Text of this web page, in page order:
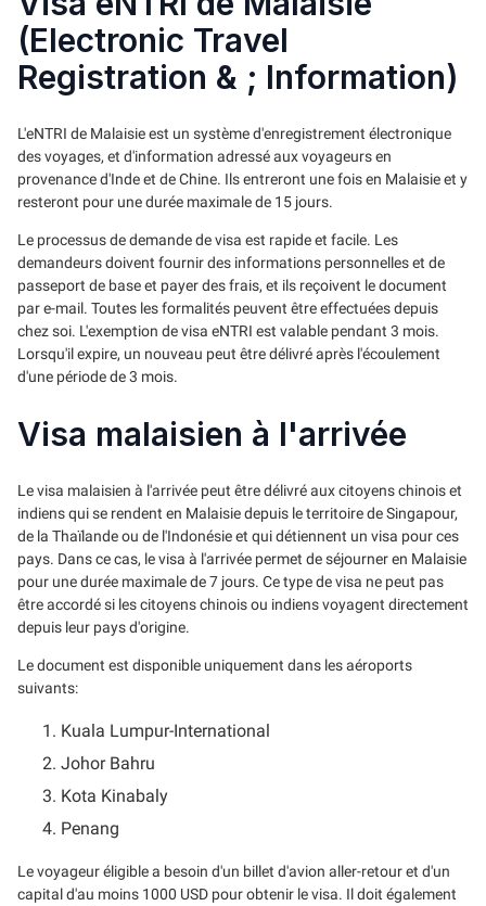
(Electronic Travel
Registration & ; Information)
L'eNTRI de Malaisie est un système d'enregistrement électronique
des voyages, et d'information adressé aux voyageurs en
provenance d'Inde et de Chine. Ils entreront une fois en Malaisie et y
resteront pour une durée maximale de 15 jours.
Le processus de demande de visa est rapide et facile. Les
demandeurs doivent fournir des informations personnelles et de
passeport de base et payer des frais, et ils reçoivent le document
par e-mail. Toutes les formalités peuvent être effectuées depuis
chez soi. L'exemption de visa eNTRI est valable pendant 3 mois.
Lorsqu'il expire, un nouveau peut être délivré après l'écoulement
d'une période de 3 mois.
Visa malaisien à l'arrivée
Le visa malaisien à l'arrivée peut être délivré aux citoyens chinois et
indiens qui se rendent en Malaisie depuis le territoire de Singapour,
de la Thaïlande ou de l'Indonésie et qui détiennent un visa pour ces
pays. Dans ce cas, le visa à l'arrivée permet de séjourner en Malaisie
pour une durée maximale de 7 jours. Ce type de visa ne peut pas
être accordé si les citoyens chinois ou indiens voyagent directement
depuis leur pays d'origine.
Le document est disponible uniquement dans les aéroports
suivants:
Kuala Lumpur-International
Johor Bahru
Kota Kinabaly
Penang
Le voyageur éligible a besoin d'un billet d'avion aller-retour et d'un
capital d'au moins 1000 USD pour obtenir le visa. Il doit également